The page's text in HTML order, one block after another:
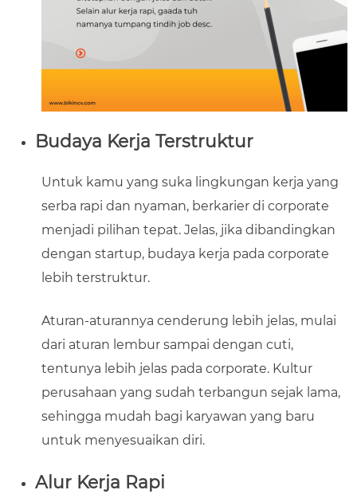
Budaya Kerja Terstruktur
Untuk kamu yang suka lingkungan kerja yang
serba rapi dan nyaman, berkarier di corporate
menjadi pilihan tepat. Jelas, jika dibandingkan
dengan startup, budaya kerja pada corporate
lebih terstruktur.
Aturan-aturannya cenderung lebih jelas, mulai
dari aturan lembur sampai dengan cuti,
tentunya lebih jelas pada corporate. Kultur
perusahaan yang sudah terbangun sejak lama,
sehingga mudah bagi karyawan yang baru
untuk menyesuaikan diri.
Alur Kerja Rapi